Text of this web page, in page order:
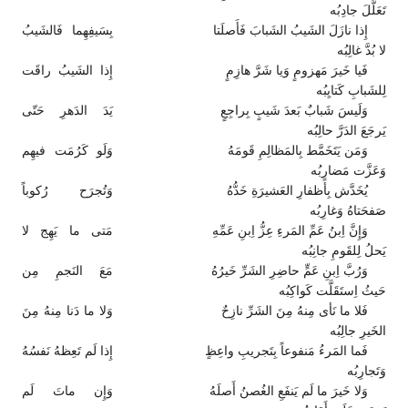
تَعَلَّلَ جادِبُه
إِذا نازَلَ الشَيبُ الشَبابَ فَأَصلَتا
بِسَيفِهِما فَالشَيبُ
لا بُدَّ غالِبُه
فَيا خَيرَ مَهزومٍ وَيا شَرَّ هازِمٍ
إِذا الشَيبُ راقَت
لِلشَبابِ كَتايِبُه
وَلَيسَ شَبابٌ بَعدَ شَيبٍ بِراجِعٍ
يَدَ الدَهرِ حَتّى
يَرجَعَ الدَرَّ حالِبُه
وَمَن يَتَخَمَّط بِالمَظالِمِ قَومَهُ
وَلَو كَرُمَت فيهِم
وَعَزَّت مَضارِبُه
يُخَدَّش بِأَظفارِ العَشيرَةِ خَدُّهُ
وَتُجرَح رُكوباً
صَفحَتاهُ وَغارِبُه
وَإِنَّ اِبنُ عَمِّ المَرءِ عِزُّ اِبنِ عَمِّهِ
مَتى ما يَهِج لا
يَحلُ لِلقَومِ جانِبُه
وَرُبَّ اِبنِ عَمٍّ حاضِرِ الشَرِّ خَيرُهُ
مَعَ النَجمِ مِن
حَيثُ اِستَقَلَّت كَواكِبُه
فَلا ما نَأى مِنهُ مِنَ الشَرِّ نازِحٌ
وَلا ما دَنا مِنهُ مِنَ
الخَيرِ جالِبُه
فَما المَرءُ مَنفوعاً بِتَجريبِ واعِظٍ
إِذا لَم تَعِظهُ نَفسُهُ
وَتَجارِبُه
وَلا خَيرَ ما لَم يَنفَعِ الغُصنُ أَصلَهُ
وَإِن ماتَ لَم